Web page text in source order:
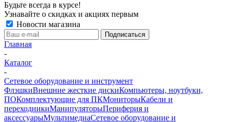
Будьте всегда в курсе!
Узнавайте о скидках и акциях первым
Новости магазина
Главная
-
Каталог
-
Сетевое оборудование и инструмент
ФлэшкиВнешние жесткие дискиКомпьютеры, ноутбуки,
ПОКомплектующие для ПКМониторыКабели и
переходникиМанипуляторыПериферия и
аксессуарыМультимедиаСетевое оборудование и